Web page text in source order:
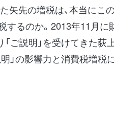
矢先の増税は、本当にこ
するのか。2013年11月に
ご説明」を受けてきた荻
」の影響力と消費税増税